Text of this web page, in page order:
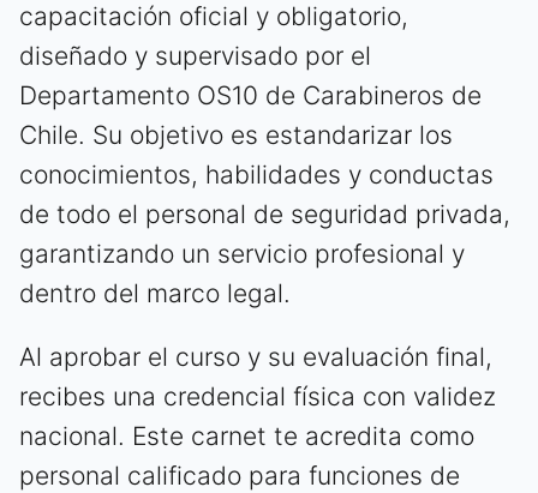
capacitación oficial y obligatorio,
diseñado y supervisado por el
Departamento OS10 de Carabineros de
Chile. Su objetivo es estandarizar los
conocimientos, habilidades y conductas
de todo el personal de seguridad privada,
garantizando un servicio profesional y
dentro del marco legal.
Al aprobar el curso y su evaluación final,
recibes una credencial física con validez
nacional. Este carnet te acredita como
personal calificado para funciones de